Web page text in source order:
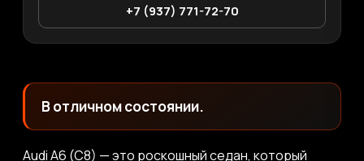
+7 (937) 771-72-70
В отличном состоянии.
Audi A6 (C8) — это роскошный седан, который